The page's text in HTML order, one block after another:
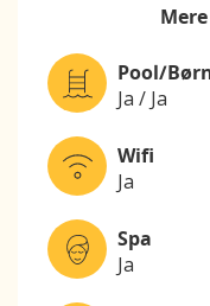
Pool/
Ja / Ja
Wifi
Ja
Spa
Ja